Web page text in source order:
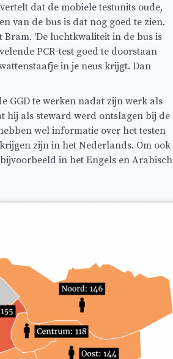
dat de mobiele testunits oude,
van de bus is dat nog goed te zien.
Bram. ‘De luchtkwaliteit in de bus is
PCR-test goed te doorstaan
in je neus krijgt. Dan
GGD te werken nadat zijn werk als
hij als steward werd ontslagen bij de
wel informatie over het testen
zijn in het Nederlands. Om ook
in het Engels en Arabisch